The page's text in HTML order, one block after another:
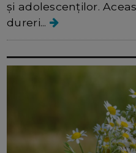
și adolescenților.
dureri...